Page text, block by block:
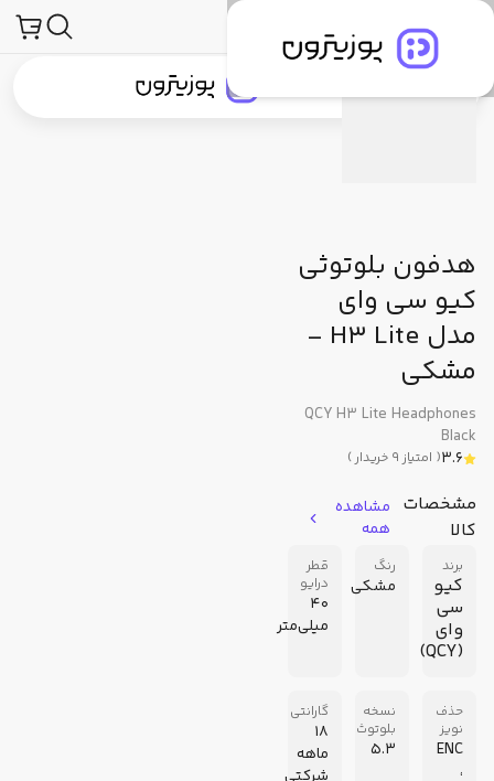
جستجو در
هدفون و هدست هدفون، هدست و هندزفری
هدفون بلوتوثی
کیو سی وای
مدل H3 Lite -
مشکی
QCY H3 Lite Headphones
Black
3.6
( امتیاز 9 خریدار)
مشخصات
کالا
مشاهده
همه
برند
کیو
سی
وای
(QCY)
رنگ
مشکی
قطر
درایو
40
میلی‌متر
حذف
نویز
ENC
،
نسخه
بلوتوث
5.3
گارانتی
18
ماهه
مشخصات فنی